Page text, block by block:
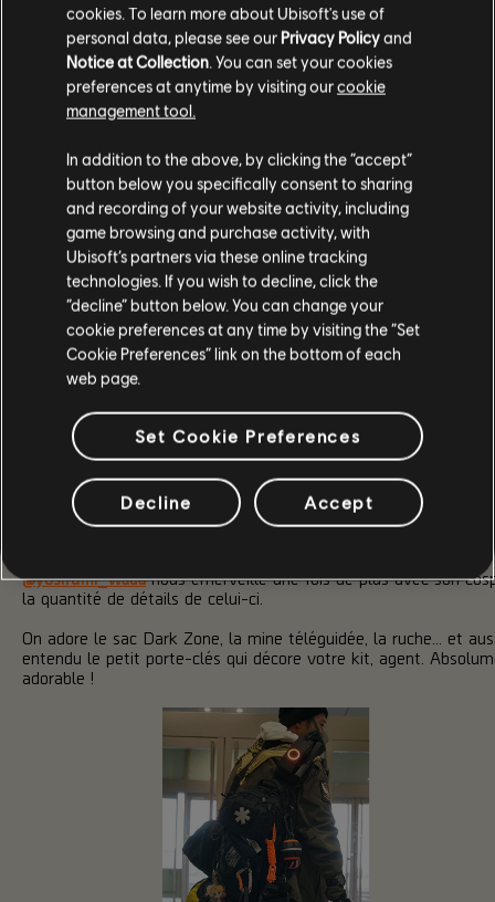
Ce cosplay deVane Marvel est tout simplement
Heureux de voir que vous vous portez bien et que votre
en bon état, agent ! Vous semblez paré pour faire face à
SHD était active et opérationnelle, et surtout de couleur
Soyez remercié pour vos efforts agent, et sachez que nous
@yosifumi_wadanous émerveille une fois de plus avec son
la quantité de détails de celui-ci.
On adore le sac Dark Zone, la mine téléguidée, la ruche... et
entendu le petit porte-clés qui décore votre kit, agent.
adorable !
cookies. To learn more about Ubisoft's use of
personal data, please see our Privacy Policyand
Notice at Collection. You can set your cookies
preferences at anytime by visiting ourcookie
management tool.
In addition to the above, by clicking the “accept”
button below you specifically consent to sharing
and recording of your website activity, including
game browsing and purchase activity, with
Ubisoft’s partners via these online tracking
technologies. If you wish to decline, click the
“decline” button below. You can change your
cookie preferences at any time by visiting the “Set
Cookie Preferences” link on the bottom of each
web page.
Set Cookie Preferences
Decline Accept